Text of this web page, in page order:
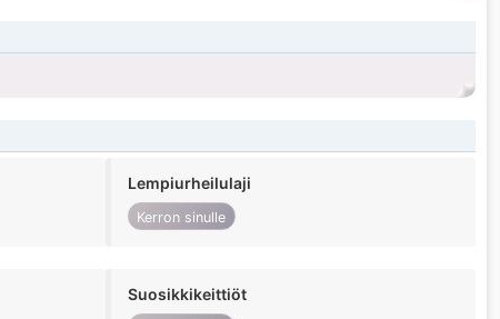
Lempiurheilulaji
Kerron sinulle
Suosikkikeittiöt